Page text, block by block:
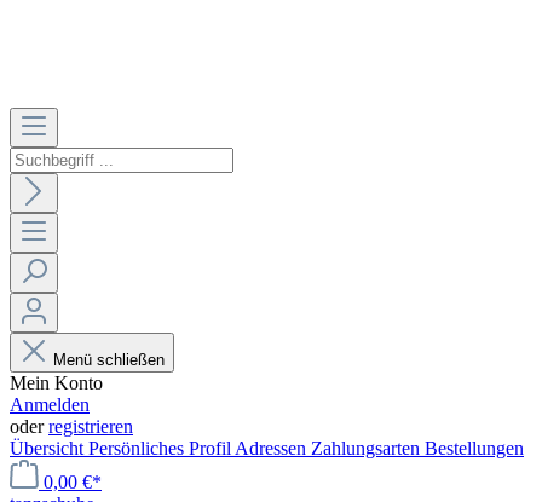
Menü schließen
Mein Konto
Anmelden
oderregistrieren
Übersicht Persönliches Profil Adressen Zahlungsarten Bestellungen
0,00 €*